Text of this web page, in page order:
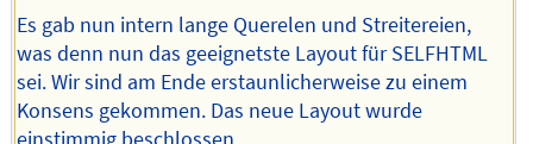
Es gab nun intern lange Querelen und Streitereien,
was denn nun das geeignetste Layout für SELFHTML
sei. Wir sind am Ende erstaunlicherweise zu einem
Konsens gekommen. Das neue Layout wurde